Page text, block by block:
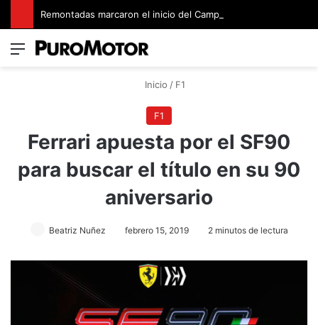
Menú
Inicio / F1
F1
Ferrari apuesta por el SF90
para buscar el título en su 90
aniversario
Beatriz Nuñez febrero 15, 2019 2 minutos de lectura